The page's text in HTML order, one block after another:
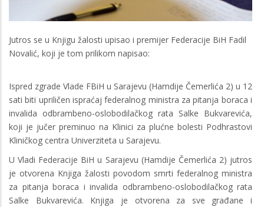
Jutros se u Knjigu žalosti upisao i premijer Federacije BiH Fadil
Novalić, koji je tom prilikom napisao:
Ispred zgrade Vlade FBiH u Sarajevu (Hamdije Čemerlića 2) u 12
sati biti upriličen ispraćaj federalnog ministra za pitanja boraca i
invalida odbrambeno-oslobodilačkog rata Salke Bukvarevića,
koji je jučer preminuo na Klinici za plućne bolesti Podhrastovi
Kliničkog centra Univerziteta u Sarajevu.
U Vladi Federacije BiH u Sarajevu (Hamdije Čemerlića 2) jutros
je otvorena Knjiga žalosti povodom smrti federalnog ministra
za pitanja boraca i invalida odbrambeno-oslobodilačkog rata
Salke Bukvarevića. Knjiga je otvorena za sve građane i